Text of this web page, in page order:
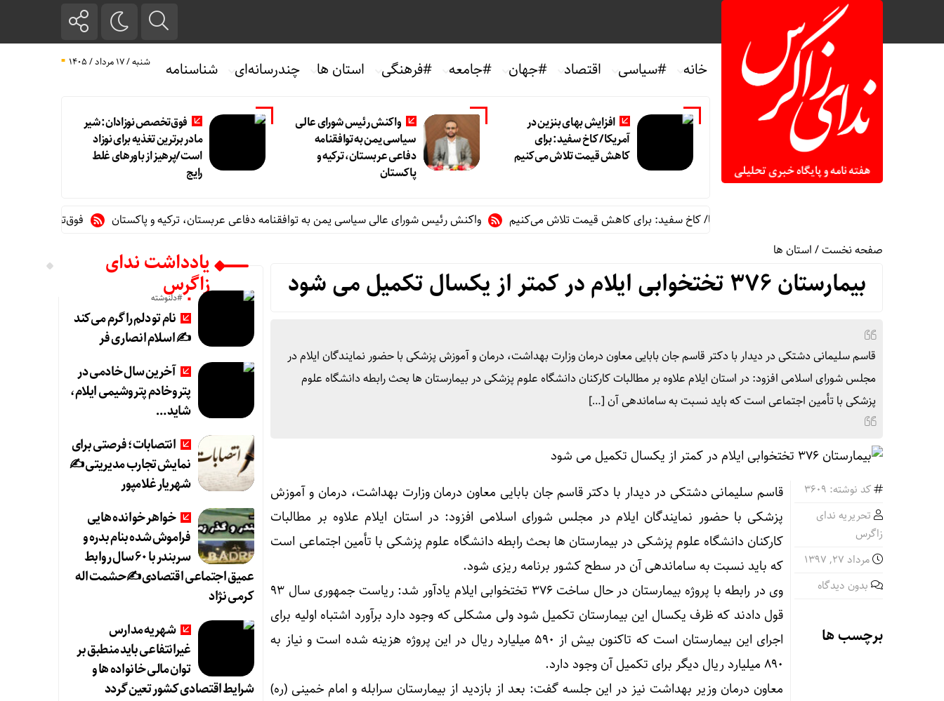
خانه #سیاسی اقتصاد #جهان #جامعه #فرهنگی استان ها چندرسانه‌ای شناسنامه شنبه / ۱۷ مرداد / ۱۴۰۵
افزایش بهای بنزین در
آمریکا/ کاخ سفید: برای
کاهش قیمت تلاش می‌کنیم
واکنش رئیس شورای عالی
سیاسی یمن به توافقنامه
دفاعی عربستان، ترکیه و
پاکستان
فوق‌تخصص نوزادان: شیر
مادر برترین تغذیه برای نوزاد
است/پرهیز از باورهای غلط
رایج
افزایش بهای بنزین در آمریکا/ کاخ سفید: برای کاهش قیمت تلاش می‌کنیم واکنش رئیس شورای عالی سیاسی یمن به توافقنامه دفاعی عربستان، ترکیه و پاکستان
فوق‌تخصص نوزادان: شیر
صفحه نخست/استان ها
بیمارستان ۳۷۶ تختخوابی ایلام در کمتر از یکسال تکمیل می شود
قاسم سلیمانی دشتکی در دیدار با دکتر قاسم جان بابایی معاون درمان وزارت بهداشت، درمان و آموزش پزشکی با حضور نمایندگان ایلام در
مجلس شورای اسلامی افزود: در استان ایلام علاوه بر مطالبات کارکنان دانشگاه علوم پزشکی در بیمارستان ها بحث رابطه دانشگاه علوم
پزشکی با تأمین اجتماعی است که باید نسبت به ساماندهی آن […]
کد نوشته: 3609
تحریریه ندای
زاگرس
مرداد ۲۷, ۱۳۹۷
بدون دیدگاه
برچسب ها
قاسم سلیمانی دشتکی در دیدار با دکتر قاسم جان بابایی معاون درمان وزارت بهداشت، درمان و آموزش
پزشکی با حضور نمایندگان ایلام در مجلس شورای اسلامی افزود: در استان ایلام علاوه بر مطالبات
کارکنان دانشگاه علوم پزشکی در بیمارستان ها بحث رابطه دانشگاه علوم پزشکی با تأمین اجتماعی است
که باید نسبت به ساماندهی آن در سطح کشور برنامه ریزی شود.
وی در رابطه با پروژه بیمارستان در حال ساخت ۳۷۶ تختخوابی ایلام یادآور شد: ریاست جمهوری سال ۹۳
قول دادند که ظرف یکسال این بیمارستان تکمیل شود ولی مشکلی که وجود دارد برآورد اشتباه اولیه برای
اجرای این بیمارستان است که تاکنون بیش از ۵۹۰ میلیارد ریال در این پروژه هزینه شده است و نیاز به
۸۹۰ میلیارد ریال دیگر برای تکمیل آن وجود دارد.
معاون درمان وزیر بهداشت نیز در این جلسه گفت: بعد از بازدید از بیمارستان سرابله و امام خمینی (ره)
یادداشت ندای
زاگرس
#دلنوشته
نام تو دلم را گرم می‌کند
✍️ اسلام انصاری فر
آخرین سال خادمی در
پتروخادم پتروشیمی ایلام،
شاید …
انتصابات؛ فرصتی برای
نمایش تجارب مدیریتی ✍
شهریار غلامپور
خواهر خوانده هایی
فراموش شده بنام بدره و
سربندر با ۶۰ سال روابط
عمیق اجتماعی اقتصادی ✍حشمت اله
کرمی نژاد
شهریه مدارس
غیرانتفاعی باید منطبق بر
توان مالی خانواده ها و
شرایط اقتصادی کشور تعین گردد